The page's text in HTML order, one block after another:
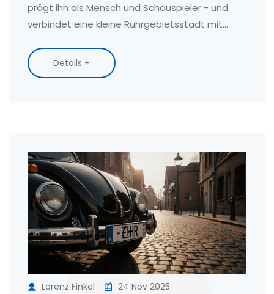
prägt ihn als Mensch und Schauspieler - und
verbindet eine kleine Ruhrgebietsstadt mit
Details +
Lorenz Finkel 24 Nov 2025